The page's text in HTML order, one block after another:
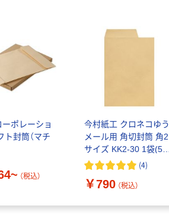
ポレーショ
ト封筒（マチ
（税込）
今村紙工 クロネコゆう
メール用 角切封筒 角2
サイズ KK2-30 1袋(50
枚)
(4)
￥790 （税込）